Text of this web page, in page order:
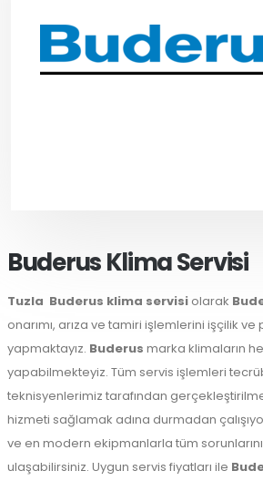
Buderus Klima Servisi
Tuzla Buderus klima servisi olarak
onarımı, arıza ve tamiri işlemlerini işçilik
yapmaktayız. Buderus marka klimaların
yapabilmekteyiz. Tüm servis işlemleri
teknisyenlerimiz tarafından
hizmeti sağlamak adına durmadan
ve en modern ekipmanlarla tüm
ulaşabilirsiniz. Uygun servis fiyatları ile